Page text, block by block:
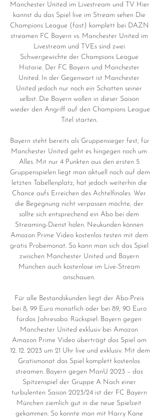
Manchester United im Livestream und TV Hier
kannst du das Spiel live im Stream sehen Die
Champions League (fast) komplett bei DAZN
streamen FC Bayern vs. Manchester United im
Livestream und TVEs sind zwei
Schwergewichte der Champions League
Historie. Der FC Bayern und Manchester
United. In der Gegenwart ist Manchester
United jedoch nur noch ein Schatten seiner
selbst. Die Bayern wollen in dieser Saison
wieder den Angriff auf den Champions League
Titel starten.
Bayern steht bereits als Gruppensieger fest, für
Manchester United geht es hingegen noch um
Alles. Mit nur 4 Punkten aus den ersten 5
Gruppenspielen liegt man aktuell noch auf dem
letzten Tabellenplatz, hat jedoch weiterhin die
Chance aufs Erreichen des Achtelfinales. Wer
die Begegnung nicht verpassen möchte, der
sollte sich entsprechend ein Abo bei dem
Streaming-Dienst holen. Neukunden können
Amazon Prime Video kostenlos testen mit dem
gratis Probemonat. So kann man sich das Spiel
zwischen Manchester United und Bayern
München auch kostenlose im Live-Stream
anschauen.
Für alle Bestandskunden liegt der Abo-Preis
bei 8, 99 Euro monatlich oder bei 89, 90 Euro
fürdas Jahresabo. Rückspiel: Bayern gegen
Manchester United exklusiv bei Amazon
Amazon Prime Video überträgt das Spiel am
12. 12. 2023 um 21 Uhr live und exklusiv. Mit dem
Gratismonat das Spiel komplett kostenlos
streamen. Bayern gegen ManU 2023 – das
Spitzenspiel der Gruppe A Nach einer
turbulenten Saison 2023/24 ist der FC Bayern
München ziemlich gut in die neue Spielzeit
gekommen. So konnte man mit Harry Kane